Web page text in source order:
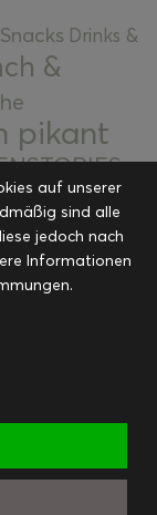
Drinks &
&
pikant
Kuchen und
&
Resteküche
auf unserer
sind alle
jedoch nach
Informationen